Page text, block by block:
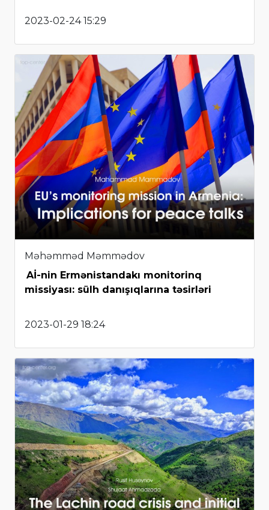
2023-02-24 15:29
Məhəmməd Məmmədov
Aİ-nin Ermənistandakı monitorinq
missiyası: sülh danışıqlarına təsirləri
2023-01-29 18:24